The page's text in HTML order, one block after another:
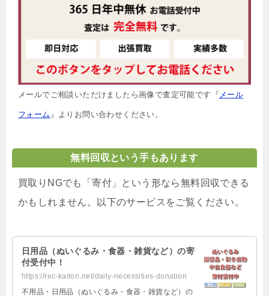
メールでご相談いただけましたら画像で査定可能です『 メール
フォーム 』よりお問い合わせください。
無料回収という手もあります
買取りNGでも「寄付」という形なら無料回収できる
かもしれません。以下のサービスをご覧ください。
日用品（ぬいぐるみ・食器・雑貨など）の寄
付受付中！
https://rec-kaitori.net/daily-necessities-donation
不用品・日用品（ぬいぐるみ・食器・雑貨など）の